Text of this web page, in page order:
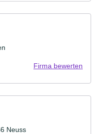
Firma bewerten
Neuss